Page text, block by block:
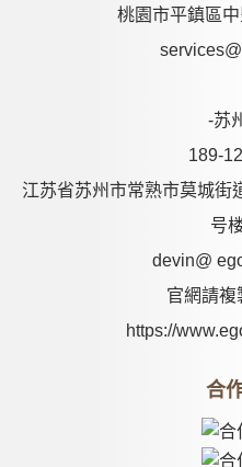
桃園市平鎮區
-苏
189-
江苏省苏州市常熟市莫城街
号
devin@
官網請複
https://
合